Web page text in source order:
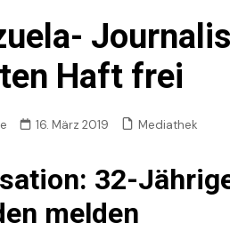
Haft frei
16. März 2019 Mediathek
32-
melden